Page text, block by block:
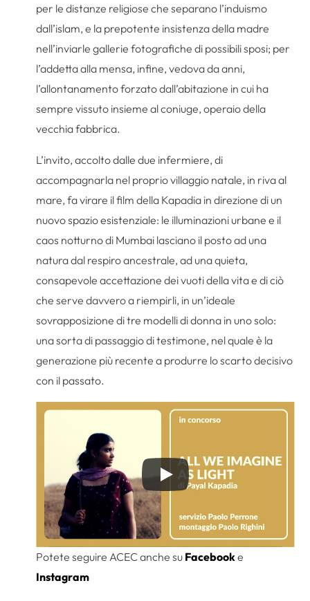
per le distanze religiose che separano l’induismo
dall’islam, e la prepotente insistenza della madre
nell’inviarle gallerie fotografiche di possibili sposi; per
l’addetta alla mensa, infine, vedova da anni,
l’allontanamento forzato dall’abitazione in cui ha
sempre vissuto insieme al coniuge, operaio della
vecchia fabbrica.
L’invito, accolto dalle due infermiere, di
accompagnarla nel proprio villaggio natale, in riva al
mare, fa virare il film della Kapadia in direzione di un
nuovo spazio esistenziale: le illuminazioni urbane e il
caos notturno di Mumbai lasciano il posto ad una
natura dal respiro ancestrale, ad una quieta,
consapevole accettazione dei vuoti della vita e di ciò
che serve davvero a riempirli, in un’ideale
sovrapposizione di tre modelli di donna in uno solo:
una sorta di passaggio di testimone, nel quale è la
generazione più recente a produrre lo scarto decisivo
con il passato.
Potete seguire ACEC anche su Facebooke
Instagram